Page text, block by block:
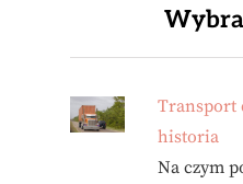
Transport
historia
Na czym